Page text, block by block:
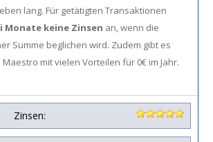
lang. Für getätigten Transaktionen
Monate keine Zinsen an, wenn die
Summe beglichen wird. Zudem gibt es
mit vielen Vorteilen für 0€ im Jahr.
Zinsen: